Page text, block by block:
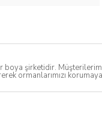
şirketidir.
ormanlarımızı